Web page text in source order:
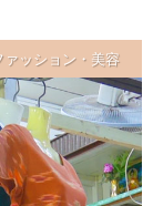
ァッション・美容